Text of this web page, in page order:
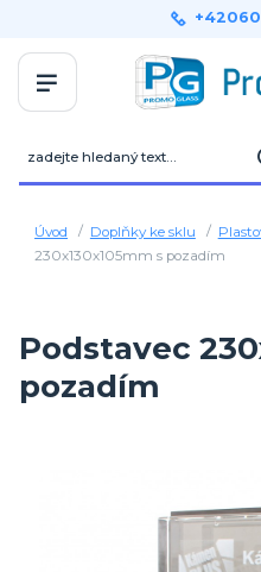
Úvod Doplňky ke sklu
230x130x105mm s pozadím
Podstavec
pozadím